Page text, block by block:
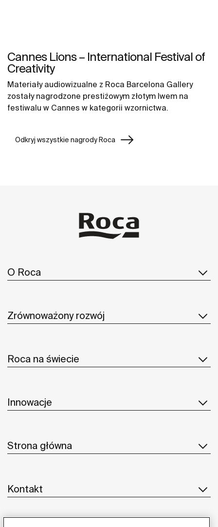
Cannes Lions – International Festival of
Creativity
Materiały audiowizualne z Roca Barcelona Gallery
zostały nagrodzone prestiżowym złotym lwem na
festiwalu w Cannes w kategorii wzornictwa.
Odkryj wszystkie nagrody Roca
O Roca
Zrównoważony rozwój
Roca na świecie
Innowacje
Strona główna
Kontakt